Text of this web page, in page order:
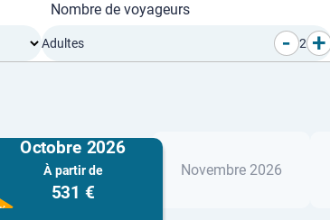
Nombre de voyageurs
Adultes - 2 +
Octobre 2026
À partir de
531 €
Novembre 2026